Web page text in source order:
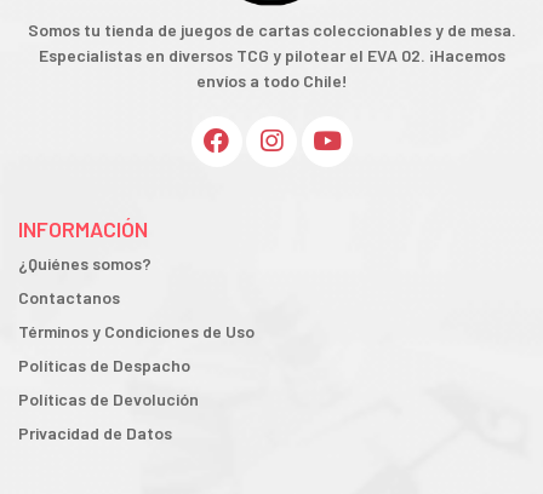
Somos tu tienda de juegos de cartas coleccionables y de mesa.
Especialistas en diversos TCG y pilotear el EVA 02. ¡Hacemos
envíos a todo Chile!
INFORMACIÓN
¿Quiénes somos?
Contactanos
Términos y Condiciones de Uso
Políticas de Despacho
Políticas de Devolución
Privacidad de Datos